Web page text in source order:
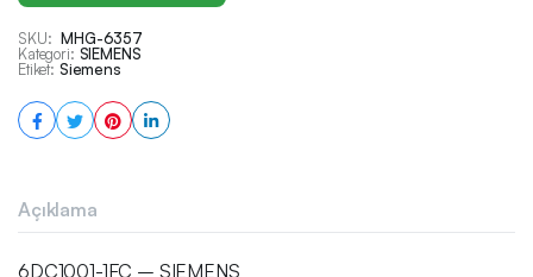
SKU: MHG-6357
Kategori: SIEMENS
Etiket: Siemens
Açıklama
6DC1001-1FC – SIEMENS